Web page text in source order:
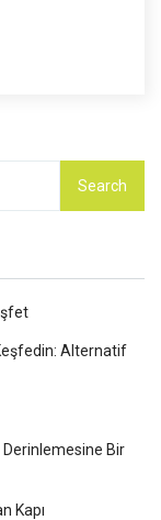
Keşfedin: Alternatif
Derinlemesine Bir
Kapı